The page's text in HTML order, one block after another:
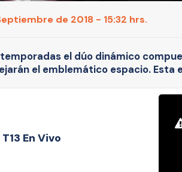
de 2018 - 15:32 hrs.
temporadas el dúo dinámico
el emblemático espacio. Esta
T13 En Vivo